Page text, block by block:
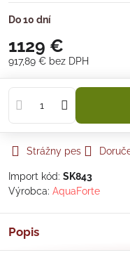
Do 10 dní
1129 €
917,89 € bez DPH
Strážny pes
Import kód: SK843
Výrobca: AquaForte
Popis